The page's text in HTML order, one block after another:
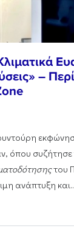
–
όπου συζήτησε
του
ανάπτυξη